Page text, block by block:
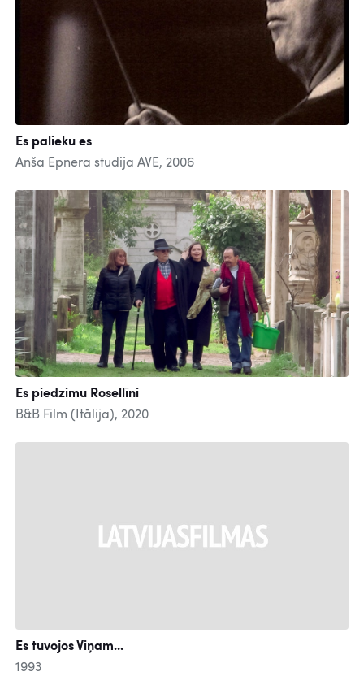
Es palieku es
Anša Epnera studija AVE, 2006
Es piedzimu Rosellīni
B&B Film (Itālija), 2020
Es tuvojos Viņam...
1993